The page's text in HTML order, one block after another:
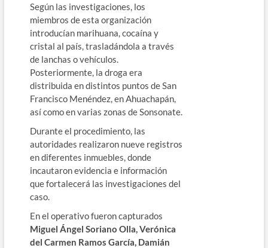
Según las investigaciones, los
miembros de esta organización
introducían marihuana, cocaína y
cristal al país, trasladándola a través
de lanchas o vehículos.
Posteriormente, la droga era
distribuida en distintos puntos de San
Francisco Menéndez, en Ahuachapán,
así como en varias zonas de Sonsonate.
Durante el procedimiento, las
autoridades realizaron nueve registros
en diferentes inmuebles, donde
incautaron evidencia e información
que fortalecerá las investigaciones del
caso.
En el operativo fueron capturados
Miguel Ángel Soriano Olla, Verónica
del Carmen Ramos García, Damián